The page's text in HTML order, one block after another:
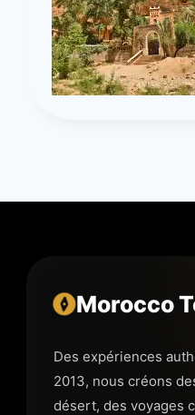
Morocco
Des expériences
2013, nous créons
désert, des voyages